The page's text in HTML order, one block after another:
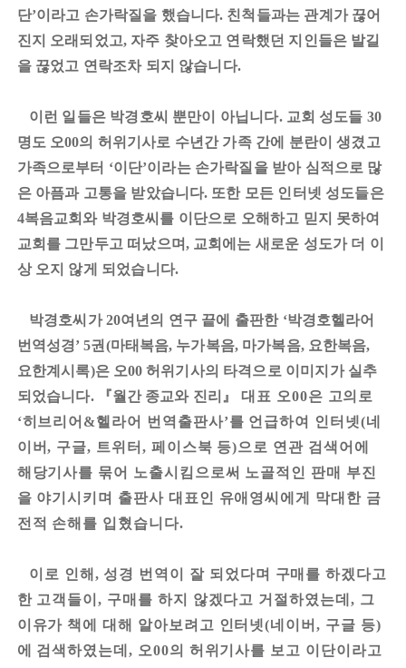
단’이라고 손가락질을 했습니다. 친척들과는 관계가 끊어
진지 오래되었고, 자주 찾아오고 연락했던 지인들은 발길
을 끊었고 연락조차 되지 않습니다.
이런 일들은 박경호씨 뿐만이 아닙니다. 교회 성도들 30
명도 오00의 허위기사로 수년간 가족 간에 분란이 생겼고
가족으로부터 ‘이단’이라는 손가락질을 받아 심적으로 많
은 아픔과 고통을 받았습니다. 또한 모든 인터넷 성도들은
4복음교회와 박경호씨를 이단으로 오해하고 믿지 못하여
교회를 그만두고 떠났으며, 교회에는 새로운 성도가 더 이
상 오지 않게 되었습니다.
박경호씨가20여년의 연구 끝에 출판한 ‘박경호헬라어
번역성경’ 5권(마태복음, 누가복음, 마가복음, 요한복음,
요한계시록)은 오00허위기사의 타격으로 이미지가 실추
되었습니다. 『월간 종교와 진리 』 대표 오00은 고의로
‘히브리어 &헬라어 번역출판사’를 언급하여 인터넷(네
이버, 구글, 트위터 , 페이스북 등)으로 연관 검색어에
해당기사를 묶어 노출시킴으로써 노골적인 판매 부진
을 야기시키며 출판사 대표인 유애영씨에게 막대한 금
전적 손해를 입혔습니다.
이로 인해 , 성경 번역이 잘 되었다며 구매를 하겠다고
한 고객들이, 구매를 하지 않겠다고 거절하였는데 , 그
이유가 책에 대해 알아보려고 인터넷(네이버, 구글 등)
에 검색하였는데, 오00의 허위기사를 보고 이단이라고